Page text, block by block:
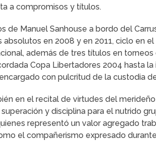
a compromisos y títulos.
de Manuel Sanhouse a bordo del
absolutos en 2008 y en 2011, ciclo en
además de tres títulos en
Copa Libertadores 2004 hasta
con pulcritud de la custodia
en el recital de virtudes del
y disciplina para el nutrido
representó un valor agregado
el compañerismo expresado